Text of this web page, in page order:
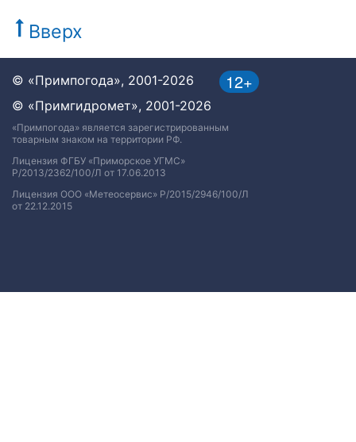
Вверх
12+
© «Примпогода», 2001-2026
© «Примгидромет», 2001-2026
«Примпогода» является зарегистрированным
товарным знаком на территории РФ.
Лицензия ФГБУ «Приморское УГМС»
Р/2013/2362/100/Л от 17.06.2013
Лицензия ООО «Метеосервис» Р/2015/2946/100/Л
от 22.12.2015